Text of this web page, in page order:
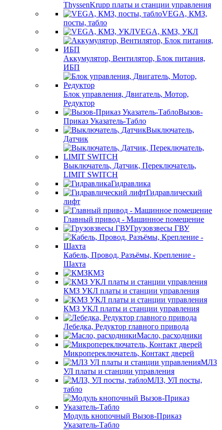
ThyssenKrupp платы и станции управления
VEGА, КМЗ,
посты, табло
VEGА, КМЗ, УКЛ
Аккумулятор, Вентилятор, Блок питания,
ИБП
Блок управления, Двигатель, Мотор,
Редуктор
Вызов-
Приказ Указатель-Табло
Выключатель,
Датчик
Выключатель, Датчик, Переключатель,
LIMIT SWITCH
Гидравлика
Гидравлический
лифт
Главный привод - Машинное помещение
Грузовзвесы ГВУ
Кабель, Провод, Разъёмы, Крепление -
Шахта
КМЗ
КМЗ УКЛ платы и станции управления
КМЗ УКЛ платы и станции управления
Лебедка, Редуктор главного привода
Масло, расходники
Микропереключатель, Контакт дверей
МЛЗ
УЛ платы и станции управления
МЛЗ, УЛ посты,
табло
Модуль кнопочный Вызов-Приказ
Указатель-Табло